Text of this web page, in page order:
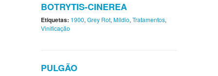
BOTRYTIS-CINEREA
Etiquetas: 1900, Grey Rot, Míldio, Tratamentos,
Vinificação
PULGÃO